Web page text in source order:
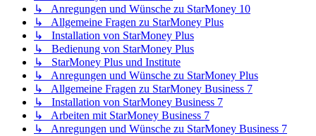
↳ Anregungen und Wünsche zu StarMoney 10
↳ Allgemeine Fragen zu StarMoney Plus
↳ Installation von StarMoney Plus
↳ Bedienung von StarMoney Plus
↳ StarMoney Plus und Institute
↳ Anregungen und Wünsche zu StarMoney Plus
↳ Allgemeine Fragen zu StarMoney Business 7
↳ Installation von StarMoney Business 7
↳ Arbeiten mit StarMoney Business 7
↳ Anregungen und Wünsche zu StarMoney Business 7